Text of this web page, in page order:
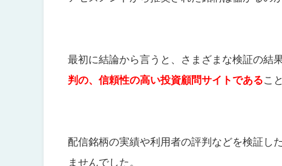
最初に結論から言うと、さまざまな検証の結
判の、信頼性の高い投資顧問サイトである こ
配信銘柄の実績や利用者の評判などを検証し
ませんでした。